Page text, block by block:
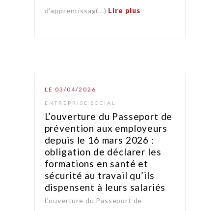
d’apprentissag(...) Lire plus
LE 03/04/2026
ENTREPRISE SOCIAL
L’ouverture du Passeport de
prévention aux employeurs
depuis le 16 mars 2026 :
obligation de déclarer les
formations en santé et
sécurité au travail qu’ils
dispensent à leurs salariés
L’ouverture du Passeport de